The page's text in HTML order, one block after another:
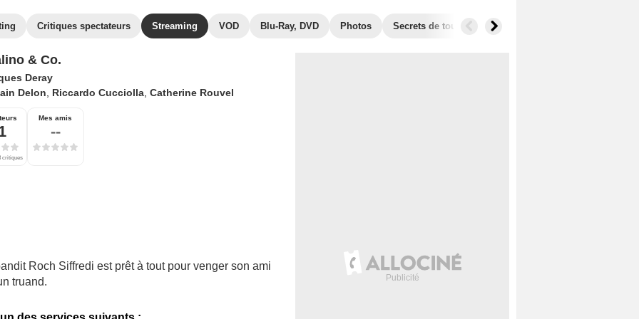
Critiques spectateurs Streaming VOD Blu-Ray, DVD Photos Secrets de tournage
& Co.
Deray
Delon
Riccardo Cucciolla, Catherine Rouvel
critiques
Mes amis
--
Roch Siffredi est prêt à tout pour venger son ami
truand.